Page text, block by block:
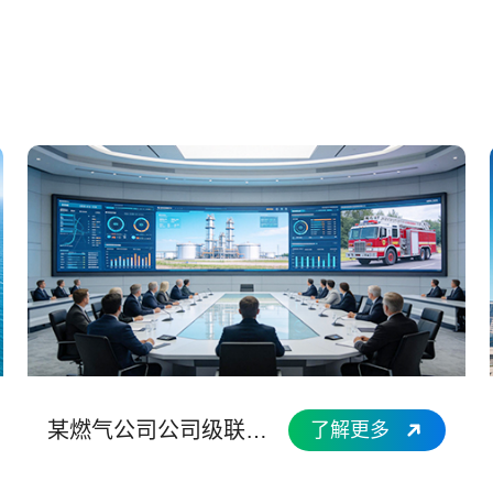
某燃气公司公司级联合应急演习技术服务项目 了解更多